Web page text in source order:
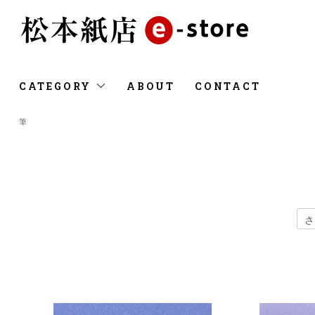
CATEGORY ABOUT CONTACT
筆